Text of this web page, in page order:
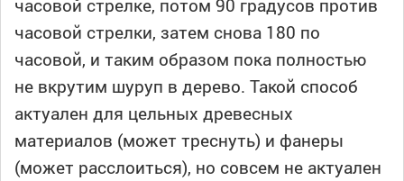
часовой стрелке, потом 90 градусов против
часовой стрелки, затем снова 180 по
часовой, и таким образом пока полностью
не вкрутим шуруп в дерево. Такой способ
актуален для цельных древесных
материалов (может треснуть) и фанеры
(может расслоиться), но совсем не актуален